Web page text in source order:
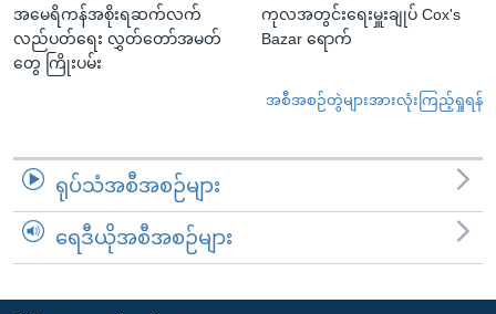
အမေရိကန်အစိုးရဆက်လက်
လည်ပတ်ရေး လွှတ်တော်အမတ်
တွေ ကြိုးပမ်း
ကုလအတွင်းရေးမှူးချုပ် Cox's
Bazar ရောက်
အစီအစဉ်တွဲများအားလုံးကြည့်ရှုရန်
ရုပ်သံအစီအစဉ်များ
ရေဒီယိုအစီအစဉ်များ